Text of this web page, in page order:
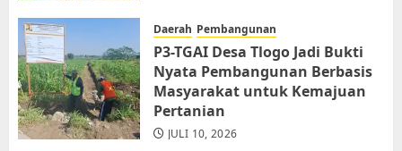
Daerah Pembangunan
P3-TGAI Desa Tlogo Jadi Bukti
Nyata Pembangunan Berbasis
Masyarakat untuk Kemajuan
Pertanian
JULI 10, 2026